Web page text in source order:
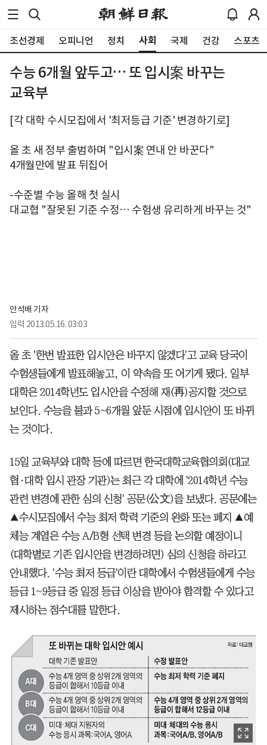
조선경제 오피니언 정치 사회 국제 건강 스포츠
수능 6개월 앞두고… 또 입시案 바꾸는
교육부
[각 대학 수시모집에서 '최저등급 기준' 변경하기로]
올 초 새 정부 출범하며 "입시案 연내 안 바꾼다"
4개월만에 발표 뒤집어
-수준별 수능 올해 첫 실시
대교협 "잘못된 기준 수정… 수험생 유리하게 바꾸는 것"
안석배 기자
입력 2013.05.16. 03:03
올 초 '한번 발표한 입시안은 바꾸지 않겠다'고 교육 당국이
수험생들에게 발표해놓고, 이 약속을 또 어기게 됐다. 일부
대학은 2014학년도 입시안을 수정해 재(再)공지할 것으로
보인다. 수능을 불과 5~6개월 앞둔 시점에 입시안이 또 바뀌
는 것이다.
15일 교육부와 대학 등에 따르면 한국대학교육협의회(대교
협·대학 입시 관장 기관)는 최근 각 대학에 '2014학년 수능
관련 변경에 관한 심의 신청' 공문(公文)을 보냈다. 공문에는
▲수시모집에서 수능 최저 학력 기준의 완화 또는 폐지 ▲예
체능 계열은 수능 A/B형 선택 변경 등을 논의할 예정이니
(대학별로 기존 입시안을 변경하려면) 심의 신청을 하라고
안내했다. '수능 최저 등급'이란 대학에서 수험생들에게 수능
등급 1~9등급 중 일정 등급 이상을 받아야 합격할 수 있다고
제시하는 점수대를 말한다.